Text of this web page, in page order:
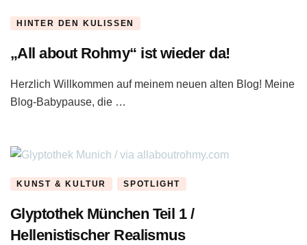
HINTER DEN KULISSEN
„All about Rohmy“ ist wieder da!
Herzlich Willkommen auf meinem neuen alten Blog! Meine
Blog-Babypause, die …
KUNST & KULTUR SPOTLIGHT
Glyptothek München Teil 1 /
Hellenistischer Realismus